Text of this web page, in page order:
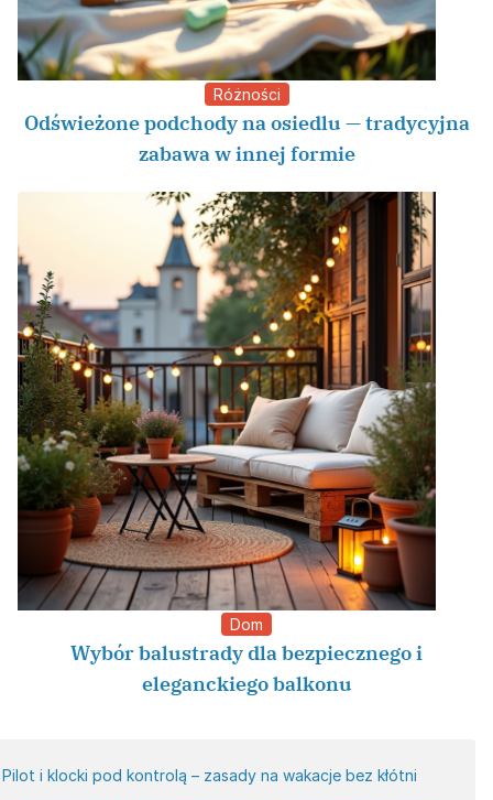
Różności
Odświeżone podchody na osiedlu — tradycyjna
zabawa w innej formie
Dom
Wybór balustrady dla bezpiecznego i
eleganckiego balkonu
Pilot i klocki pod kontrolą – zasady na wakacje bez kłótni